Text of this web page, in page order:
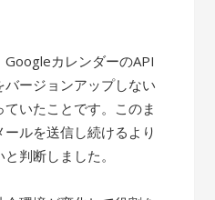
カレンダーのAPI
ージョンアップしない
いたことです。このま
ルを送信し続けるより
判断しました。